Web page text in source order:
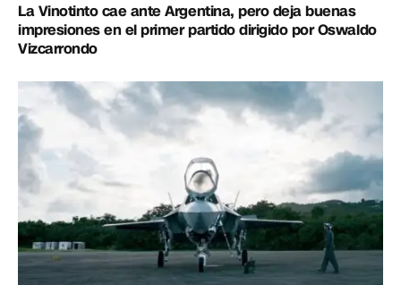
La Vinotinto cae ante Argentina, pero deja buenas
impresiones en el primer partido dirigido por Oswaldo
Vizcarrondo